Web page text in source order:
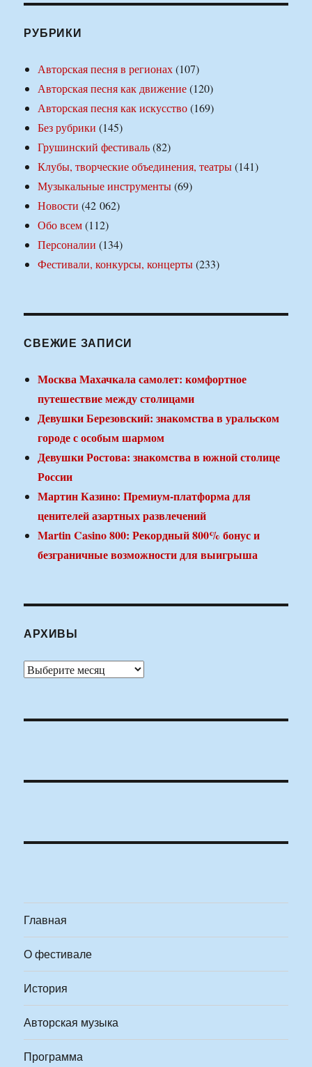
РУБРИКИ
Авторская песня в регионах(107)
Авторская песня как движение(120)
Авторская песня как искусство(169)
Без рубрики (145)
Грушинский фестиваль(82)
Клубы, творческие объединения, театры(141)
Музыкальные инструменты(69)
Новости (42 062)
Обо всем(112)
Персоналии (134)
Фестивали, конкурсы, концерты(233)
СВЕЖИЕ ЗАПИСИ
Москва Махачкала самолет: комфортное
путешествие между столицами
Девушки Березовский: знакомства в уральском
городе с особым шармом
Девушки Ростова: знакомства в южной столице
России
Мартин Казино: Премиум-платформа для
ценителей азартных развлечений
Martin Casino 800: Рекордный 800% бонус и
безграничные возможности для выигрыша
АРХИВЫ
Архивы
Главная
О фестивале
История
Авторская музыка
Программа